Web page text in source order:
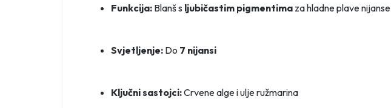
Funkcija:Blanš s ljubičastim pigmentimaza hladne plave nijanse
Svjetljenje:Do 7 nijansi
Ključni sastojci:Crvene alge i ulje ružmarina